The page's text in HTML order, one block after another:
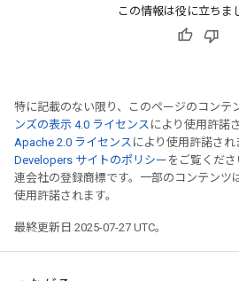
この情報は役に立ちま
特に記載のない限り、このページのコンテ
ンズの表示 4.0 ライセンス により使用許諾
Apache 2.0 ライセンス により使用許諾され
Developers サイトのポリシー をご覧くだ
連会社の登録商標です。一部のコンテンツ
使用許諾されます。
最終更新日 2025-07-27 UTC。